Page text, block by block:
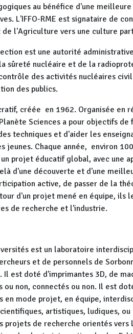
au bénéfice d'une
L'IFFO-RME est signataire de
l'Agriculture vers une culture
est une autorité
sûreté nucléaire et de la
des activités nucléaires
des publics.
créée en 1962. Organisée en
Sciences a pour objectifs de
techniques et d'aider les
jeunes. Chaque année, environ
projet éducatif global, avec une
d'une découverte et d'une
active, de passer de la
d'un projet mené en équipe, ils
de recherche et l'industrie.
est un laboratoire
et de personnels de
est doté d'imprimantes 3D, de
non, connectés ou non. Il est
en mode projet, en équipe,
artistiques, ludiques, ou
projets de recherche orientés